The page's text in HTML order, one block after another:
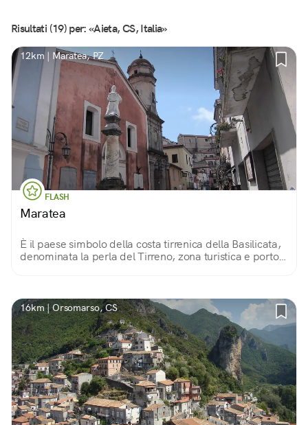
Risultati (19) per: «Aieta, CS, Italia»
12km | Maratea, PZ
FLASH
Maratea
È il paese simbolo della costa tirrenica della Basilicata,
denominata la perla del Tirreno, zona turistica e porto;
16km | Orsomarso, CS